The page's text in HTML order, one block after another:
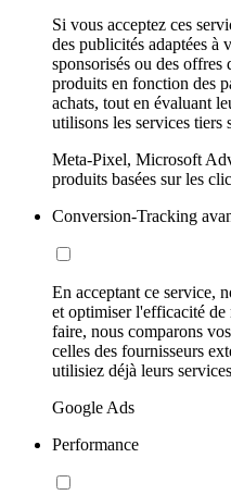
Si vous acceptez ces
des publicités adaptées à
sponsorisés ou des offres
produits en fonction des
achats, tout en évaluant
utilisons les services tiers
Meta-Pixel, Microsoft
produits basées sur les
Conversion-Tracking
En acceptant ce service,
et optimiser l'efficacité
faire, nous comparons
celles des fournisseurs
utilisiez déjà leurs
Google Ads
Performance